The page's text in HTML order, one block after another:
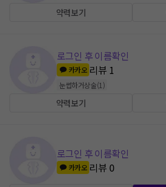
약력보기
로그인 후 이름확인
카카오 리뷰 1
눈썹하거상술(1 )
약력보기
로그인 후 이름확인
카카오 리뷰0